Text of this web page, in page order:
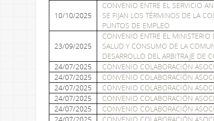
10/10/2025
CONVENIO ENTRE EL SERVICIO
SE FIJAN LOS TÉRMINOS DE LA
PUNTOS DE EMPLEO
23/09/2025
CONVENIO ENTRE EL
SALUD Y CONSUMO DE LA
DESARROLLO DEL ARBITRAJE DE
24/07/2025
CONVENIO COLABORACIÓN
24/07/2025
CONVENIO COLABORACIÓN
24/07/2025
CONVENIO COLABORACIÓN
24/07/2025
CONVENIO COLABORACIÓN
24/07/2025
CONVENIO COLABORACIÓN